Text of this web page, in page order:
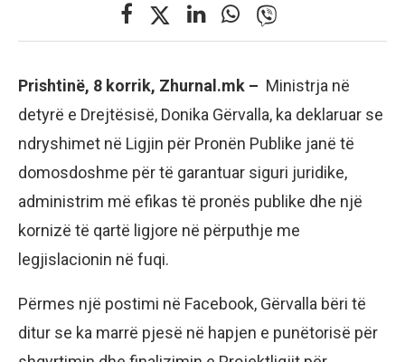
Prishtinë, 8 korrik, Zhurnal.mk – Ministrja në
detyrë e Drejtësisë, Donika Gërvalla, ka deklaruar se
ndryshimet në Ligjin për Pronën Publike janë të
domosdoshme për të garantuar siguri juridike,
administrim më efikas të pronës publike dhe një
kornizë të qartë ligjore në përputhje me
legjislacionin në fuqi.
Përmes një postimi në Facebook, Gërvalla bëri të
ditur se ka marrë pjesë në hapjen e punëtorisë për